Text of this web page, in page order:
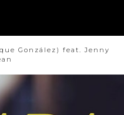
González) feat. Jenny